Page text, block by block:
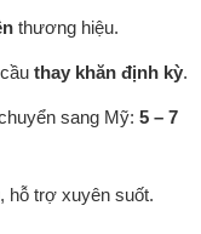
thương hiệu.
thay khăn định kỳ.
sang Mỹ: 5 – 7
hỗ trợ xuyên suốt.